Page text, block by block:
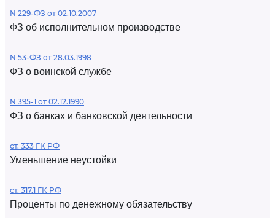
N 229-ФЗ от 02.10.2007
ФЗ об исполнительном производстве
N 53-ФЗ от 28.03.1998
ФЗ о воинской службе
N 395-1 от 02.12.1990
ФЗ о банках и банковской деятельности
ст. 333 ГК РФ
Уменьшение неустойки
ст. 317.1 ГК РФ
Проценты по денежному обязательству